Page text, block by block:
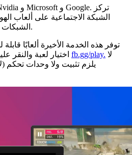
الشبكة الاجتماعية على ألعاب
الشبكات الأخرى على ألعاب الكمبيوتر.
توفر هذه الخدمة الأخيرة ألعابًا
fb.gg/play.
يلزم تثبيت ولا وحدات تحكم